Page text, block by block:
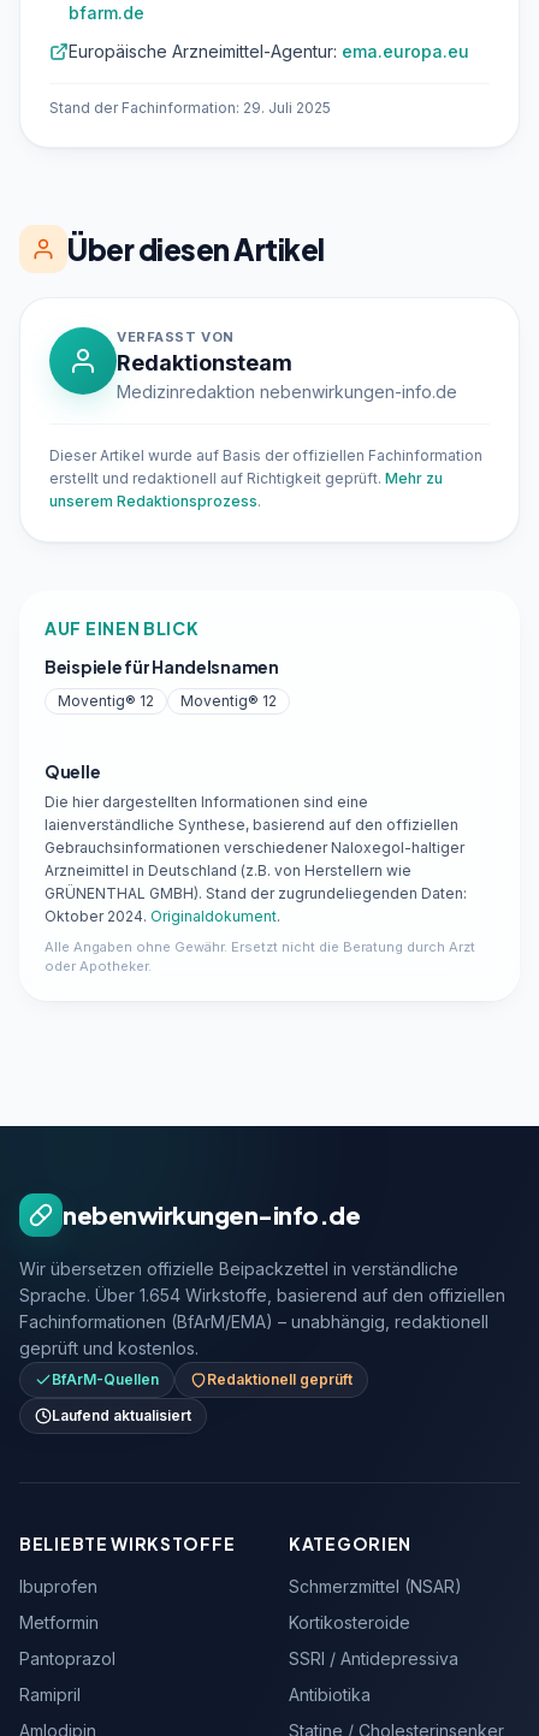
bfarm.de
Europäische Arzneimittel-Agentur: ema.europa.eu
Stand der Fachinformation: 29. Juli 2025
Über diesen Artikel
VERFASST VON
Redaktionsteam
Medizinredaktion nebenwirkungen-info.de
Dieser Artikel wurde auf Basis der offiziellen Fachinformation
erstellt und redaktionell auf Richtigkeit geprüft. Mehr zu
unserem Redaktionsprozess.
AUF EINEN BLICK
Beispiele für Handelsnamen
Moventig® 12 Moventig® 12
Quelle
Die hier dargestellten Informationen sind eine
laienverständliche Synthese, basierend auf den offiziellen
Gebrauchsinformationen verschiedener Naloxegol-haltiger
Arzneimittel in Deutschland (z.B. von Herstellern wie
GRÜNENTHAL GMBH). Stand der zugrundeliegenden Daten:
Oktober 2024. Originaldokument.
Alle Angaben ohne Gewähr. Ersetzt nicht die Beratung durch Arzt
oder Apotheker.
nebenwirkungen-info.de
Wir übersetzen offizielle Beipackzettel in verständliche
Sprache. Über 1.654 Wirkstoffe, basierend auf den offiziellen
Fachinformationen (BfArM/EMA) – unabhängig, redaktionell
geprüft und kostenlos.
BfArM-Quellen
Redaktionell geprüft
Laufend aktualisiert
BELIEBTE WIRKSTOFFE
Ibuprofen
Metformin
Pantoprazol
Ramipril
Amlodipin
KATEGORIEN
Schmerzmittel (NSAR)
Kortikosteroide
SSRI / Antidepressiva
Antibiotika
Statine / Cholesterinsenker